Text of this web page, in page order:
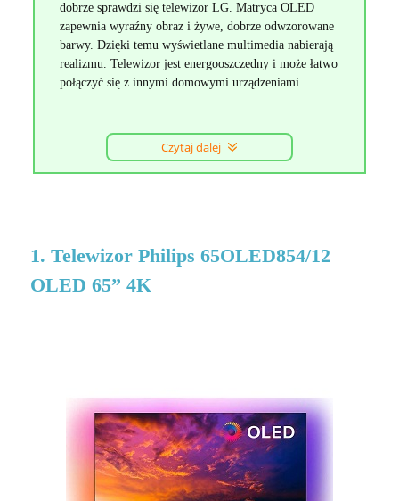
dobrze sprawdzi się telewizor LG. Matryca OLED
zapewnia wyraźny obraz i żywe, dobrze odwzorowane
barwy. Dzięki temu wyświetlane multimedia nabierają
realizmu. Telewizor jest energooszczędny i może łatwo
połączyć się z innymi domowymi urządzeniami.
Czytaj dalej
1. Telewizor Philips 65OLED854/12
OLED 65” 4K